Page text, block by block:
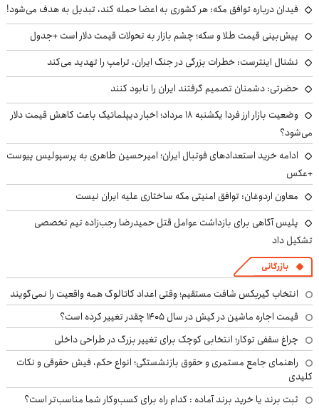
فیدان درباره توافق مکه: هر کشوری به اعضا حمله کند، تبدیل به هدف می‌شود!
پیش‌بینی قیمت طلا و سکه؛ چشم بازار به تحولات قیمت دلار است +جدول
نشنال اینترست: خطرات بزرگی در جنگ ایران، ترامپ را تهدید می‌کند
حضرتی: دشمنان تصمیم گرفتند ایران را نابود کنند
وضعیت بازار ارز فردا یکشنبه ۱۸ مرداد؛ اخبار دیپلماتیک باعث کاهش قیمت دلار
می‌شود؟
ادامه خرید استعدادهای فوتبال ایران؛ امیرحسین طاهری به پرسپولیس پیوست
+عکس
معاون اردوغان: توافق امنیتی مکه ساختاری علیه ایران نیست
پلیس آگاهی برای بازداشت عوامل قتل حمیدرضا رجب‌زاده تیم تخصصی
تشکیل داد
بازرگانی
انتخاب گیربکس شافت مستقیم؛ وقتی اعداد کاتالوگ همه واقعیت را نمی‌گویند
قیمت اجاره ماشین در کیش در سال ۱۴۰۵ چقدر تغییر کرده است؟
چراغ سقفی توکار؛ انتخابی کوچک برای تغییر بزرگ در طراحی داخلی
راهنمای جامع مستمری و حقوق بازنشستگی؛ انواع حکم، فیش حقوقی و نکات
کلیدی
ثبت برند یا خرید برند آماده : کدام راه برای کسب‌وکار شما مناسب‌تر است؟